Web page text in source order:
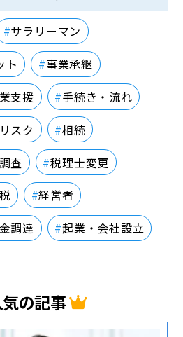
サラリーマン
ト
事業承継
支援
手続き・流れ
スク
相続
査
税理士変更
経営者
調達 起業・会社設立
の記事